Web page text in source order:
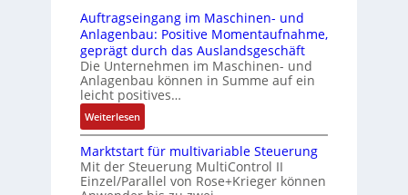
s
c
h
f
l
e
x
i
b
e
n
e
n
4
G
u
n
d
5
Z
e
r
t
i
i
e
u
c
k
a
u
s
g
l
e
i
c
Auftragseingang im Maschinen- und
Anlagenbau: Positive Momentaufnahme,
geprägt durch das Auslandsgeschäft
Die Unternehmen im Maschinen- und
Anlagenbau können in Summe auf ein
leicht positives…
Weiterlesen:
A
u
f
t
Marktstart für multivariable Steuerung
Mit der Steuerung MultiControl II
Einzel/Parallel von Rose+Krieger können